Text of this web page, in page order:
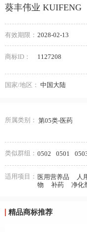
葵丰伟业 KUIFENG
有效期限： 2028-02-13
商标ID： 1127208
国家/地区： 中国大陆
所属类别： 第05类-医药
类似群组： 0502 0501
适用项目： 医用营养品 人
物
补药 净化
精品商标推荐